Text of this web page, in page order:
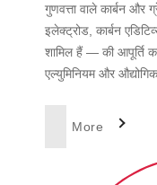
गुणवत्ता वाले कार्बन और
इलेक्ट्रोड, कार्बन
शामिल हैं — की आपूर्ति
एल्युमिनियम और
More